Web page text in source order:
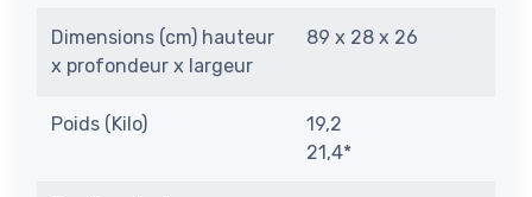
Dimensions (cm) hauteur
x profondeur x largeur
89 x 28 x 26
Poids (Kilo)
19,2
21,4*